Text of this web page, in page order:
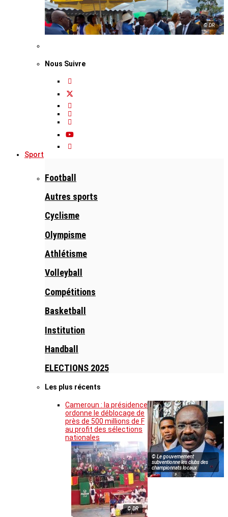
© DR
Nous Suivre
Sport
Football
Autres sports
Cyclisme
Olympisme
Athlétisme
Volleyball
Compétitions
Basketball
Institution
Handball
ELECTIONS 2025
Les plus récents
© Le gouvernement
subventionne les clubs des
championnats locaux
Cameroun : la présidence
ordonne le déblocage de
près de 500 millions de F
au profit des sélections
nationales
© DR